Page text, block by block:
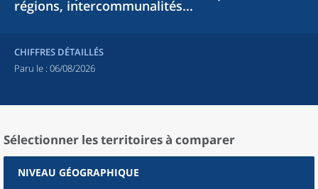
régions, intercommunalités...
CHIFFRES DÉTAILLÉS
Paru le : 06/08/2026
Sélectionner les territoires à comparer
NIVEAU GÉOGRAPHIQUE